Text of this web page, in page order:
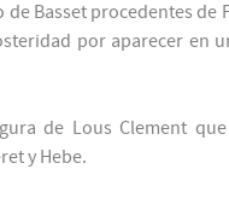
Basset procedentes de
por aparecer en
de Lous Clement
y Hebe.